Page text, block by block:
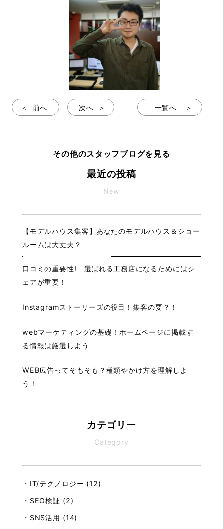
一覧へ
前へ 次へ
その他のスタッフブログを見る
最近の投稿
New
【モデルハウス集客】あなたのモデルハウス＆ショー
ルームは大丈夫？
口コミの重要性! 選ばれる工務店になるためにはシ
ェアが重要！
Instagramストーリーズの役目！集客の要？！
webマーケティングの基礎！ホームページに掲載す
る情報は厳選しよう
WEB広告ってそもそも？種類やかけ方を理解しよ
う！
カテゴリー
Category
・IT/テクノロジー (12)
・SEO検証 (2)
・SNS活用 (14)